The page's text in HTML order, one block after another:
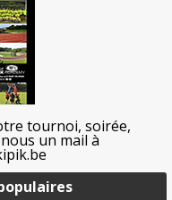
tournoi, soirée,
un mail à